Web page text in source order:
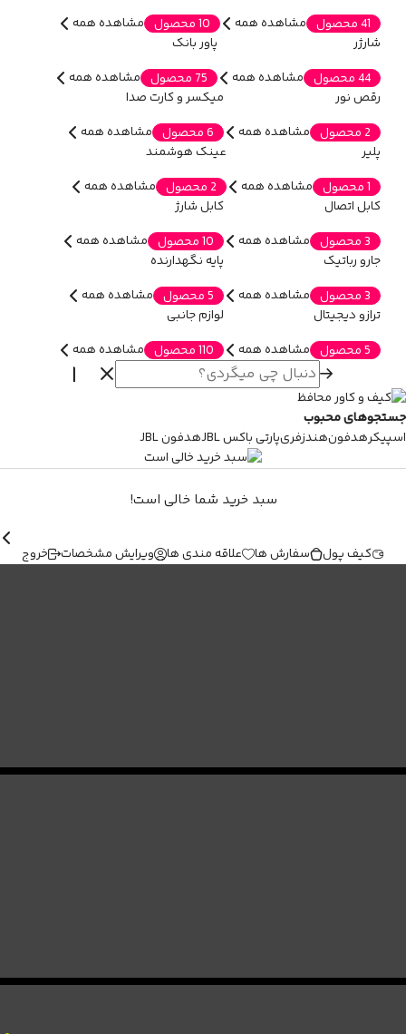
41 محصول
مشاهده همه
10 محصول
مشاهده همه
شارژر
44 محصول
مشاهده همه
پاور بانک
75 محصول
مشاهده همه
رقص نور
2 محصول
مشاهده همه
میکسر و کارت صدا
6 محصول
مشاهده همه
پلیر
1 محصول
مشاهده همه
عینک هوشمند
2 محصول
مشاهده همه
کابل اتصال
3 محصول
مشاهده همه
کابل شارژ
10 محصول
مشاهده همه
جارو رباتیک
3 محصول
مشاهده همه
پایه نگهدارنده
5 محصول
مشاهده همه
ترازو دیجیتال
5 محصول
مشاهده همه
لوازم جانبی
110 محصول
مشاهده همه
جستجوهای محبوب
اسپیکرهدفونهندزفریپارتی باکس JBL هدفون JBL
سبد خرید شما خالی است!
کیف پول سفارش ها علاقه مندی ها ویرایش مشخصات خروج